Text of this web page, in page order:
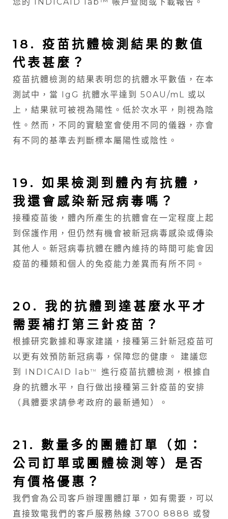
18. 疫苗抗體檢測結果的數值
代表甚麼？
疫苗抗體檢測的結果表明您的抗體水平數值，在本
測試中，當 IgG 抗體水平達到 50AU/mL 或以
上，結果就可被視為陽性。低於次水平，則視為陰
性。然而，不同的實驗室會使用不同的儀器，亦會
有不同的基準去判斷標本屬陽性或陰性。
19. 如果檢測到體內有抗體，
我還會感染新冠病毒嗎？
接種疫苗後，體內所產生的抗體會在一定程度上起
到保護作用，但仍然有機會被新冠病毒感染或傳染
其他人。新冠病毒抗體在體內維持的時間可能會因
疫苗的種類和個人的免疫能力差異而有所不同。
20. 我的抗體到達甚麼水平才
需要補打第三針疫苗？
根據研究數據和專家建議，接種第三針新冠疫苗可
以更有效預防新冠病毒，保障您的健康。 建議您
到 INDICAID labTM 進行疫苗抗體檢測，根據自
身的抗體水平，自行做出接種第三針疫苗的安排
（具體要求請參考政府的最新通知）。
21. 數量多的團體訂單（如：
公司訂單或團體檢測等）是否
有價格優惠？
我們會為公司客戶辦理團體訂單，如有需要，可以
直接致電我們的客戶服務熱線 3700 8888 或發